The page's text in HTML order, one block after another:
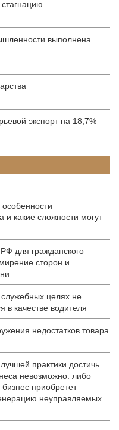
выполнена
экспорт на 18,7%
и какие сложности могут
для гражданского
сторон и
служебных целях не
в качестве водителя
недостатков товара
практики достичь
невозможно: либо
приобретет
неуправляемых